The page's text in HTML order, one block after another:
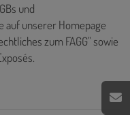
und
auf unserer Homepage
zum FAGG" sowie